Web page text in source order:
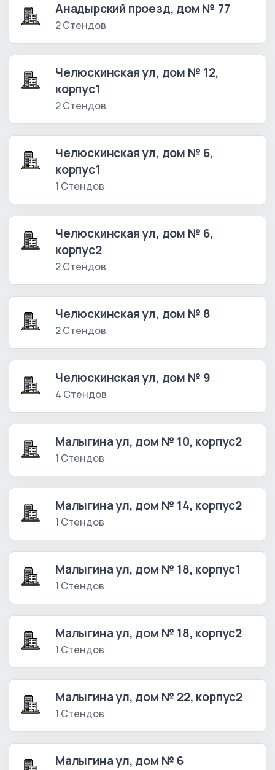
Анадырский проезд, дом № 77
2 Стендов
Челюскинская ул, дом № 12,
корпус1
2 Стендов
Челюскинская ул, дом № 6,
корпус1
1 Стендов
Челюскинская ул, дом № 6,
корпус2
2 Стендов
Челюскинская ул, дом № 8
2 Стендов
Челюскинская ул, дом № 9
4 Стендов
Малыгина ул, дом № 10, корпус2
1 Стендов
Малыгина ул, дом № 14, корпус2
1 Стендов
Малыгина ул, дом № 18, корпус1
1 Стендов
Малыгина ул, дом № 18, корпус2
1 Стендов
Малыгина ул, дом № 22, корпус2
1 Стендов
Малыгина ул, дом № 6